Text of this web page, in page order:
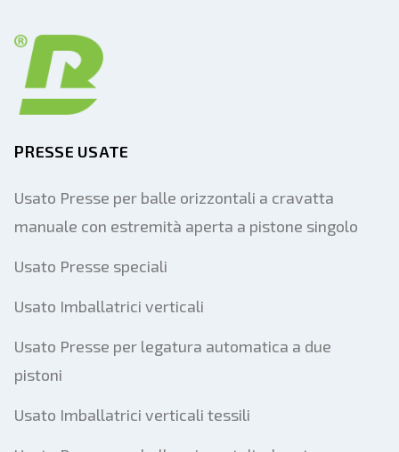
PRESSE USATE
Usato Presse per balle orizzontali a cravatta
manuale con estremità aperta a pistone singolo
Usato Presse speciali
Usato Imballatrici verticali
Usato Presse per legatura automatica a due
pistoni
Usato Imballatrici verticali tessili